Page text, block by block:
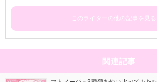
このライターの他の記事を見る
関連記事